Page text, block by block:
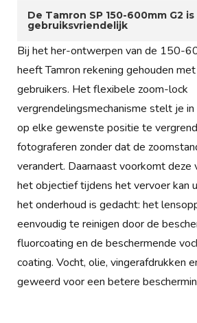
De Tamron SP 150-600mm G2 is
gebruiksvriendelijk
Bij het her-ontwerpen van de 150-
heeft Tamron rekening gehouden
gebruikers. Het flexibele zoom-lock
vergrendelingsmechanisme stelt je
op elke gewenste positie te
fotograferen zonder dat de
verandert. Daarnaast voorkomt deze
het objectief tijdens het vervoer kan
het onderhoud is gedacht: het
eenvoudig te reinigen door de
fluorcoating en de beschermende
coating. Vocht, olie, vingerafdrukken
geweerd voor een betere